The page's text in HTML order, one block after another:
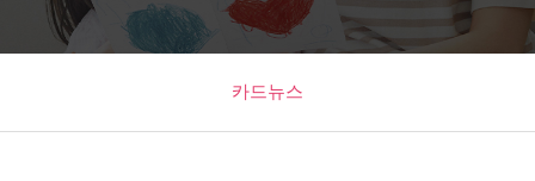
카드뉴스